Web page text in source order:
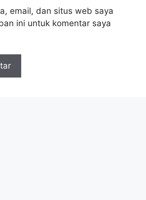
email, dan situs web saya
ini untuk komentar saya